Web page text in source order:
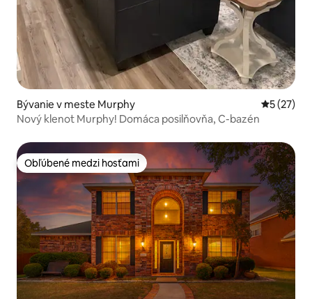
Bývanie v meste Murphy
5 (27)
Nový klenot Murphy! Domáca posilňovňa, C-bazén
Obľúbené medzi hosťami
Obľúbené medzi hosťami